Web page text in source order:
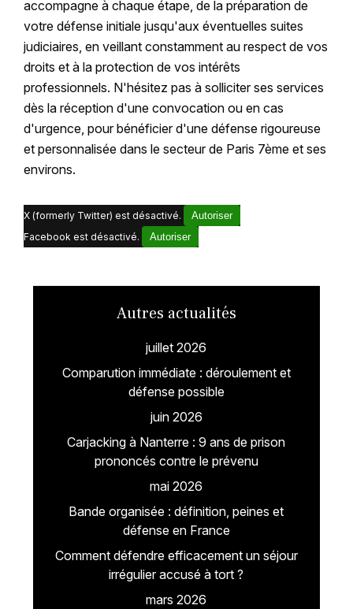
accompagne à chaque étape, de la préparation de
votre défense initiale jusqu'aux éventuelles suites
judiciaires, en veillant constamment au respect de vos
droits et à la protection de vos intérêts
professionnels. N'hésitez pas à solliciter ses services
dès la réception d'une convocation ou en cas
d'urgence, pour bénéficier d'une défense rigoureuse
et personnalisée dans le secteur de Paris 7ème et ses
environs.
X (formerly Twitter) est désactivé.
Autoriser
Facebook est désactivé.
Autoriser
Autres actualités
juillet 2026
Comparution immédiate : déroulement et
défense possible
juin 2026
Carjacking à Nanterre : 9 ans de prison
prononcés contre le prévenu
mai 2026
Bande organisée : définition, peines et
défense en France
Comment défendre efficacement un séjour
irrégulier accusé à tort ?
mars 2026